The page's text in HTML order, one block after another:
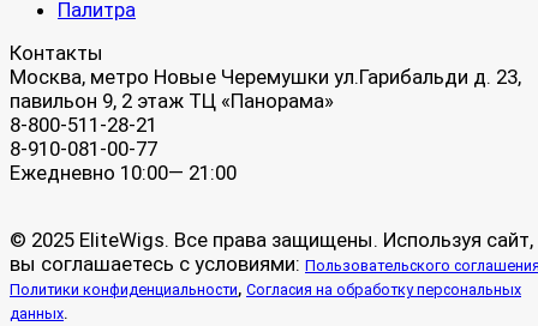
Палитра
Контакты
Москва, метро Новые Черемушки ул.Гарибальди д. 23,
павильон 9, 2 этаж ТЦ «Панорама»
8-800-511-28-21
8-910-081-00-77
Ежедневно 10:00— 21:00
© 2025 EliteWigs. Все права защищены. Используя сайт,
вы соглашаетесь с условиями: Пользовательского
Политики конфиденциальности, Согласия на обработку персональных
данных.